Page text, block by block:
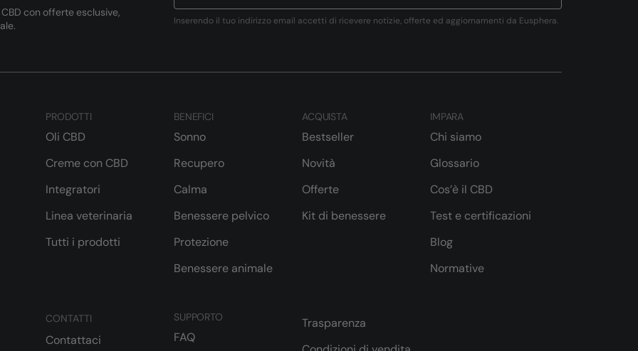
con offerte esclusive,
Inserendo il tuo indirizzo email accetti di ricevere notizie, offerte ed aggiornamenti da Eusphera.
PRODOTTI
Oli CBD
Creme con CBD
Integratori
Linea veterinaria
Tutti i prodotti
BENEFICI
Sonno
Recupero
Calma
Benessere pelvico
Protezione
Benessere animale
ACQUISTA
Bestseller
Novità
Offerte
Kit di benessere
IMPARA
Chi siamo
Glossario
Cos’è il CBD
Test e certificazioni
Blog
Normative
CONTATTI
Contattaci
SUPPORTO
FAQ
Trasparenza